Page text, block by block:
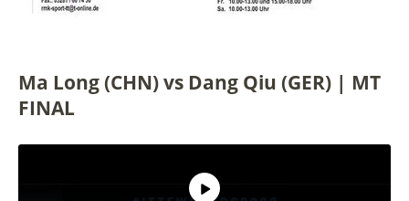
Ma Long (CHN) vs Dang Qiu (GER) | MT
FINAL